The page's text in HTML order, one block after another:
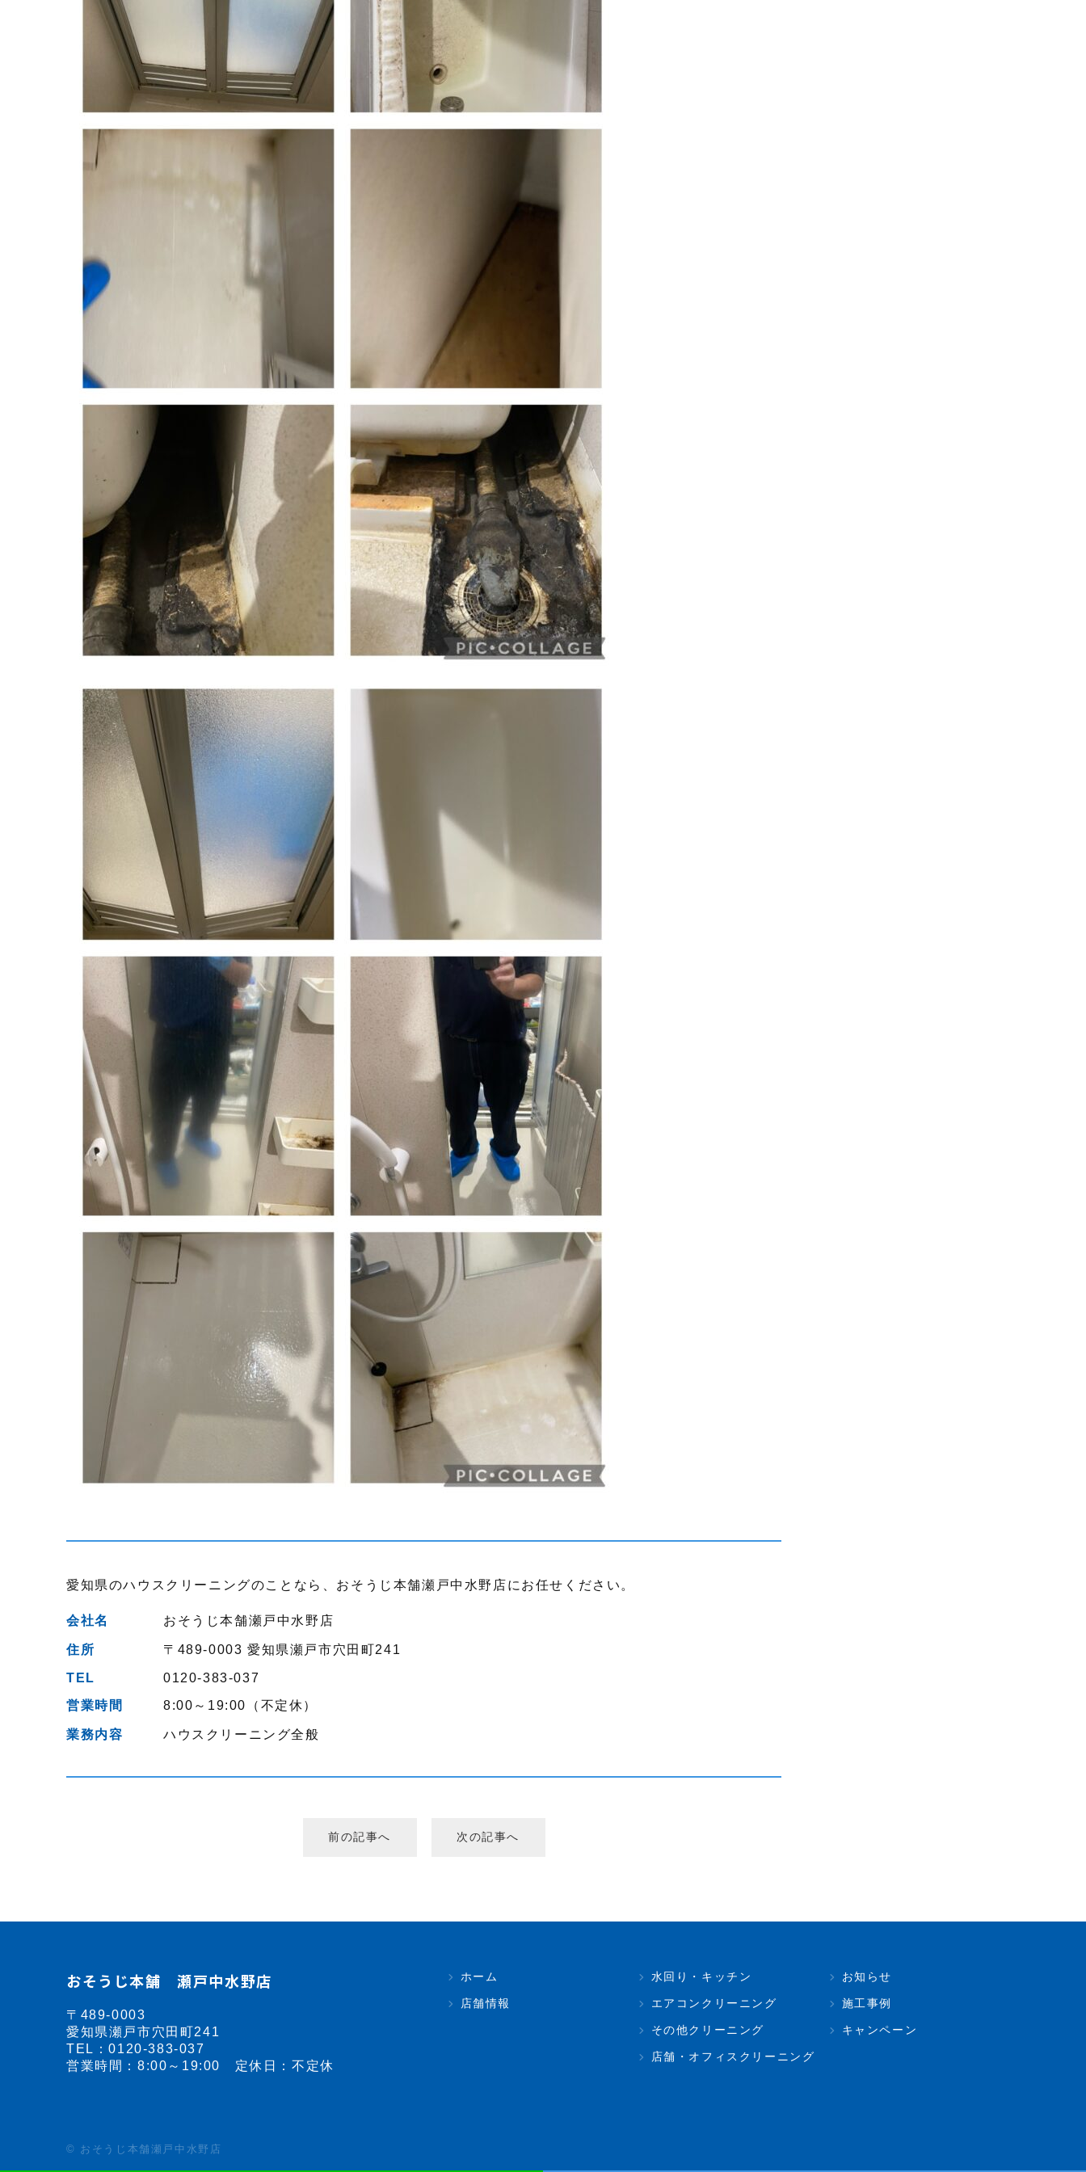
愛知県のハウスクリーニングのことなら、おそうじ本舗瀬戸中水野店にお任せください。
会社名 おそうじ本舗瀬戸中水野店
住所 〒489-0003 愛知県瀬戸市穴田町241
TEL
0120-383-037
営業時間
8:00～19:00（不定休）
業務内容 ハウスクリーニング全般
前の記事へ 次の記事へ
おそうじ本舗 瀬戸中水野店
〒489-0003
愛知県瀬戸市穴田町241
TEL：0120-383-037
営業時間：8:00～19:00 定休日：不定休
ホーム
店舗情報
水回り・キッチン
エアコンクリーニング
その他クリーニング
店舗・オフィスクリーニング
お知らせ
施工事例
キャンペーン
© おそうじ本舗瀬戸中水野店